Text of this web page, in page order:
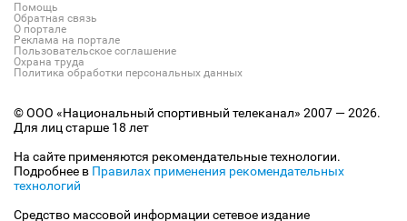
Помощь
Обратная связь
О портале
Реклама на портале
Пользовательское соглашение
Охрана труда
Политика обработки персональных данных
© ООО «Национальный спортивный телеканал» 2007 — 2026.
Для лиц старше 18 лет
На сайте применяются рекомендательные технологии.
Подробнее в Правилах применения рекомендательных
технологий
Средство массовой информации сетевое издание